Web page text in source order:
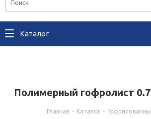
Каталог
Полимерный гофролист
Главная - Каталог -